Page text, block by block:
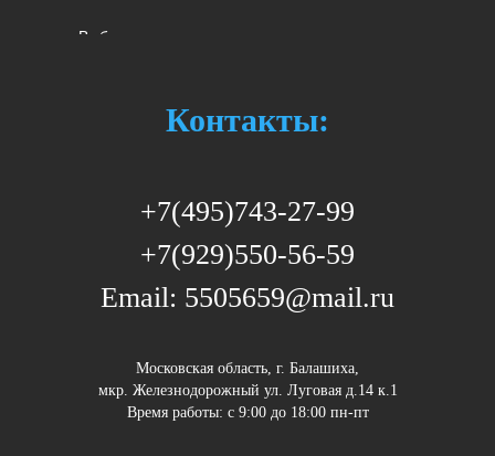
Выбрать и заказать разные виды
+7(929)550-56-59Контакты:
+7(495)743-27-99
+7(929)550-56-59
Email: 5505659@mail.ru
Московская область, г. Балашиха,
мкр. Железнодорожный ул. Луговая д.14 к.1
Время работы: c 9:00 до 18:00 пн-пт